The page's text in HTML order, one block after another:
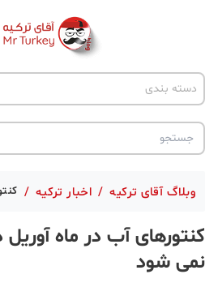
دسته بندی
اخبار ترکیه
پروژه ها
تحصیل در ترکیه
ترکیه گردی
وبلاگ آقای ترکیه / اخبار ترکیه /
کنتورهای آب در ماه آوریل
نمی شود